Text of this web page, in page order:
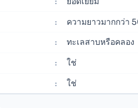
: ความยาวมากกว่า
: ทะเลสาบหรือคลอง
: ใช่
: ใช่